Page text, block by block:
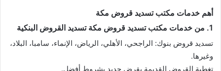
أهم خدمات مكتب تسديد قروض مكة
1. من خدمات مكتب تسديد قروض مكة تسديد القروض البنكية
تسديد قروض بنوك: الراجحي، الأهلي، الرياض، الإنماء، سامبا، البلاد،
وغيرها.
تغطية القروض القديمة بقرض جديد بشروط أفضل.